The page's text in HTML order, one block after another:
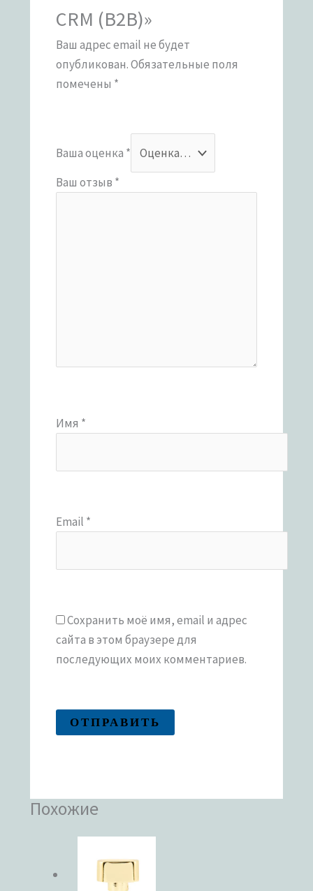
CRM (B2B)»
Ваш адрес email не будет
опубликован.Обязательные поля
помечены *
Ваша оценка *
Ваш отзыв *
Имя *
Email *
Сохранить моё имя, email и адрес
сайта в этом браузере для
последующих моих комментариев.
Похожие